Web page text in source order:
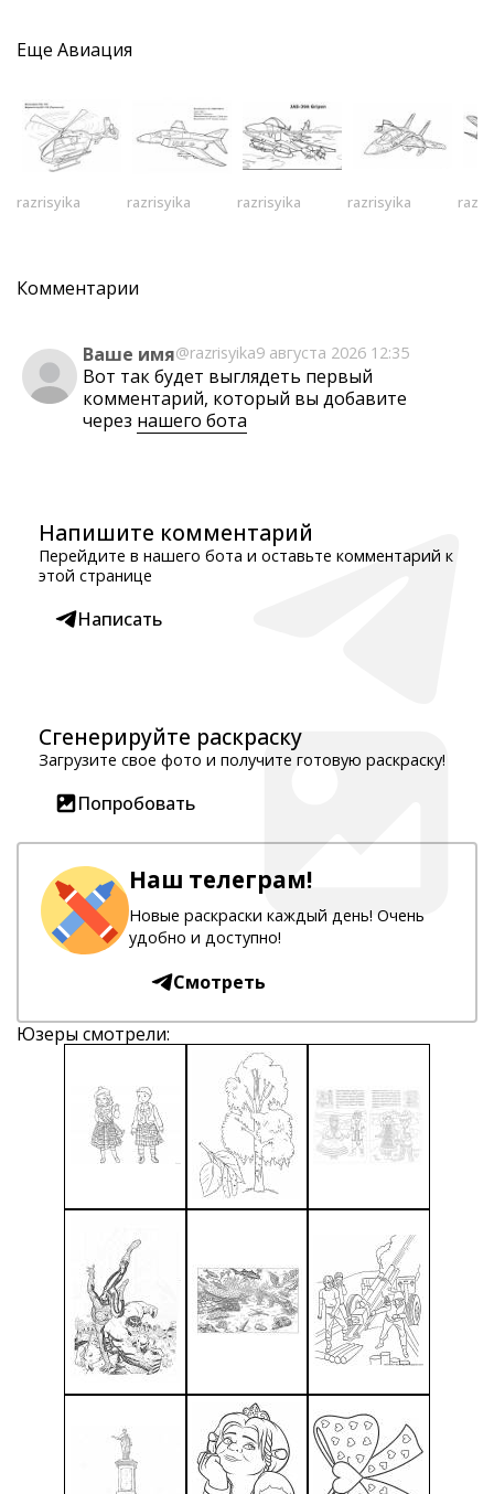
Еще Авиация
razrisyika razrisyika razrisyika razrisyika
Комментарии
Ваше имя@razrisyika9 августа 2026 12:35
Вот так будет выглядеть первый
комментарий, который вы добавите
через нашего бота
Напишите комментарий
Перейдите в нашего бота и оставьте комментарий к
этой странице
Написать
Сгенерируйте раскраску
Загрузите свое фото и получите готовую раскраску!
Попробовать
Наш телеграм!
Новые раскраски каждый день! Очень
удобно и доступно!
Смотреть
Юзеры смотрели: